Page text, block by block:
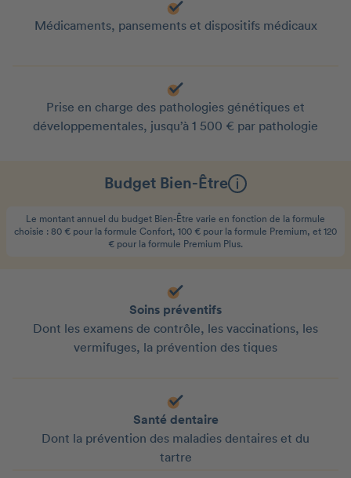
Médicaments, pansements et dispositifs médicaux
Prise en charge des pathologies génétiques et
développementales, jusqu’à 1 500 € par pathologie
Budget Bien-Être
Le montant annuel du budget Bien-Être varie en fonction de la formule
choisie : 80 € pour la formule Confort, 100 € pour la formule Premium, et 120
€ pour la formule Premium Plus.
Soins préventifs
Dont les examens de contrôle, les vaccinations, les
vermifuges, la prévention des tiques
Santé dentaire
Dont la prévention des maladies dentaires et du
tartre